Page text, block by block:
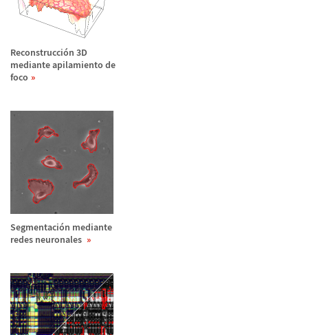
Reconstrucción 3D
mediante apilamiento de
foco
Segmentación mediante
redes neuronales